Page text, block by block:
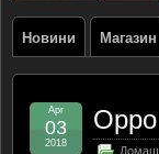
Новини Магазин
Apr
03
2018